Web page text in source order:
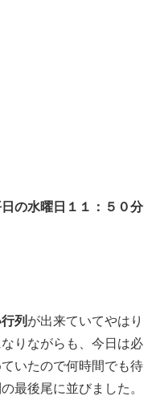
の水曜日１１：５０分
列 が出来ていてやはり
りながらも、今日は必
いたので何時間でも待
最後尾に並びました。